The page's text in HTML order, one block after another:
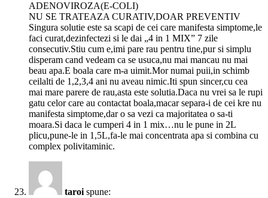
ADENOVIROZA(E-COLI)
NU SE TRATEAZA CURATIV,DOAR PREVENTIV
Singura solutie este sa scapi de cei care manifesta simptome,le
faci curat,dezinfectezi si le dai „4 in 1 MIX” 7 zile
consecutiv.Stiu cum e,imi pare rau pentru tine,pur si simplu
disperam cand vedeam ca se usuca,nu mai mancau nu mai
beau apa.E boala care m-a uimit.Mor numai puii,in schimb
ceilalti de 1,2,3,4 ani nu aveau nimic.Iti spun sincer,cu cea
mai mare parere de rau,asta este solutia.Daca nu vrei sa le rupi
gatu celor care au contactat boala,macar separa-i de cei kre nu
manifesta simptome,dar o sa vezi ca majoritatea o sa-ti
moara.Si daca le cumperi 4 in 1 mix…nu le pune in 2L
plicu,pune-le in 1,5L,fa-le mai concentrata apa si combina cu
complex polivitaminic.
taroi spune: